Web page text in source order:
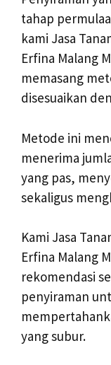
tahap
kami Jasa
Erfina Malang
memasang
disesuaikan
Metode ini
menerima
yang pas,
sekaligus
Kami Jasa
Erfina Malang
rekomendasi
penyiraman
yang subur.